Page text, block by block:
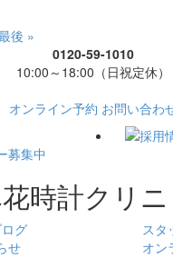
後 »
0120-59-1010
10:00～18:00（日祝定休）
オンライン予約 お問い合わ
グ
スタ
せ
オン